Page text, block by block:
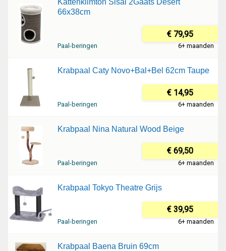
Kattenklimton Sisal 2Gaats Desert
66x38cm
€ 79,95
Paal-beringen 6+ maanden
Krabpaal Caty Novo+Bal+Bel 62cm Taupe
€ 14,95
Paal-beringen 6+ maanden
Krabpaal Nina Natural Wood Beige
€ 69,50
Paal-beringen 6+ maanden
Krabpaal Tokyo Theatre Grijs
€ 39,95
Paal-beringen 6+ maanden
Krabpaal Baena Bruin 69cm